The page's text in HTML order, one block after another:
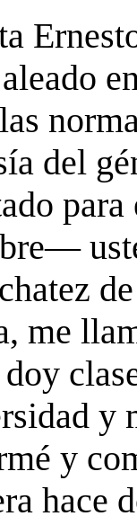
del
me
doy
y
y
hace